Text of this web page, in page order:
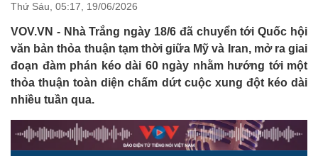
Nhận diện sự thật
Việc làm
Biển đảo
Thứ Sáu, 05:17, 19/06/2026
VOV.VN - Nhà Trắng ngày 18/6 đã chuyển tới Quốc hội
văn bản thỏa thuận tạm thời giữa Mỹ và Iran, mở ra giai
đoạn đàm phán kéo dài 60 ngày nhằm hướng tới một
thỏa thuận toàn diện chấm dứt cuộc xung đột kéo dài
nhiều tuần qua.